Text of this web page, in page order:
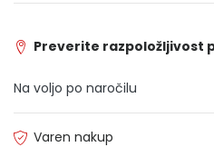
Preverite razpoložljivost
Na voljo po naročilu
Varen nakup